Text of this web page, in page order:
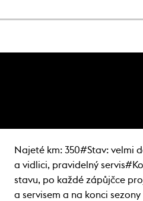
Najeté km: 350#Stav: velmi
a vidlici, pravidelný
stavu, po každé zápůjčce
a servisem a na konci